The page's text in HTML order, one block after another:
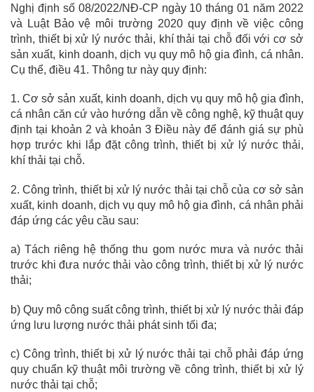
Nghị định số 08/2022/NĐ-CP ngày 10 tháng 01 năm 2022
và Luật Bảo vệ môi trường 2020 quy định về việc công
trình, thiết bị xử lý nước thải, khí thải tại chỗ đối với cơ sở
sản xuất, kinh doanh, dịch vụ quy mô hộ gia đình, cá nhân.
Cụ thể, điều 41. Thông tư này quy định:
1. Cơ sở sản xuất, kinh doanh, dịch vụ quy mô hộ gia đình,
cá nhân căn cứ vào hướng dẫn về công nghệ, kỹ thuật quy
định tại khoản 2 và khoản 3 Điều này để đánh giá sự phù
hợp trước khi lắp đặt công trình, thiết bị xử lý nước thải,
khí thải tại chỗ.
2. Công trình, thiết bị xử lý nước thải tại chỗ của cơ sở sản
xuất, kinh doanh, dịch vụ quy mô hộ gia đình, cá nhân phải
đáp ứng các yêu cầu sau:
a) Tách riêng hệ thống thu gom nước mưa và nước thải
trước khi đưa nước thải vào công trình, thiết bị xử lý nước
thải;
b) Quy mô công suất công trình, thiết bị xử lý nước thải đáp
ứng lưu lượng nước thải phát sinh tối đa;
c) Công trình, thiết bị xử lý nước thải tại chỗ phải đáp ứng
quy chuẩn kỹ thuật môi trường về công trình, thiết bị xử lý
nước thải tại chỗ;